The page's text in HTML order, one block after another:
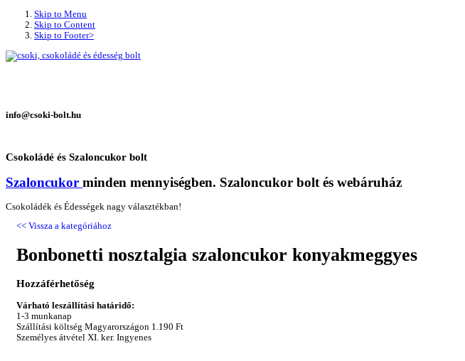
Skip to Menu
Skip to Content
Skip to Footer>
info@csoki-bolt.hu
Csokoládé és Szaloncukor bolt
Szaloncukor minden mennyiségben. Szaloncukor bolt és webáruház
Csokoládék és Édességek nagy választékban!
<< Vissza a kategóriához
Bonbonetti nosztalgia szaloncukor konyakmeggyes
Hozzáférhetőség
Várható leszállítási határidő:
1-3 munkanap
Szállítási költség Magyarországon 1.190 Ft
Személyes átvétel XI. ker. Ingyenes